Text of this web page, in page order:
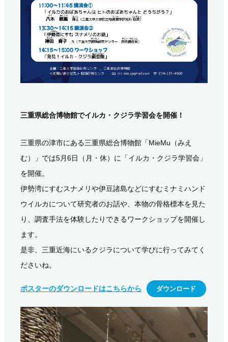
三重県総合博物館でイルカ・クジラ学習会を開催！
三重県の津市にある三重県総合博物館「MieMu（みえ
む）」では5月6日（月・休）に「イルカ・クジラ学習会」
を開催。
伊勢湾にすむスナメリや伊豆諸島などにすむミナミハンド
ウイルカについて研究者のお話や、本物の骨格標本を見た
り、調査手法を体験したりできるワークショップを開催し
ます。
是非、三重近海にいるクジラについて学びに行ってみてく
ださいね。
ポスターのダウンロードはこちらから ダウンロード